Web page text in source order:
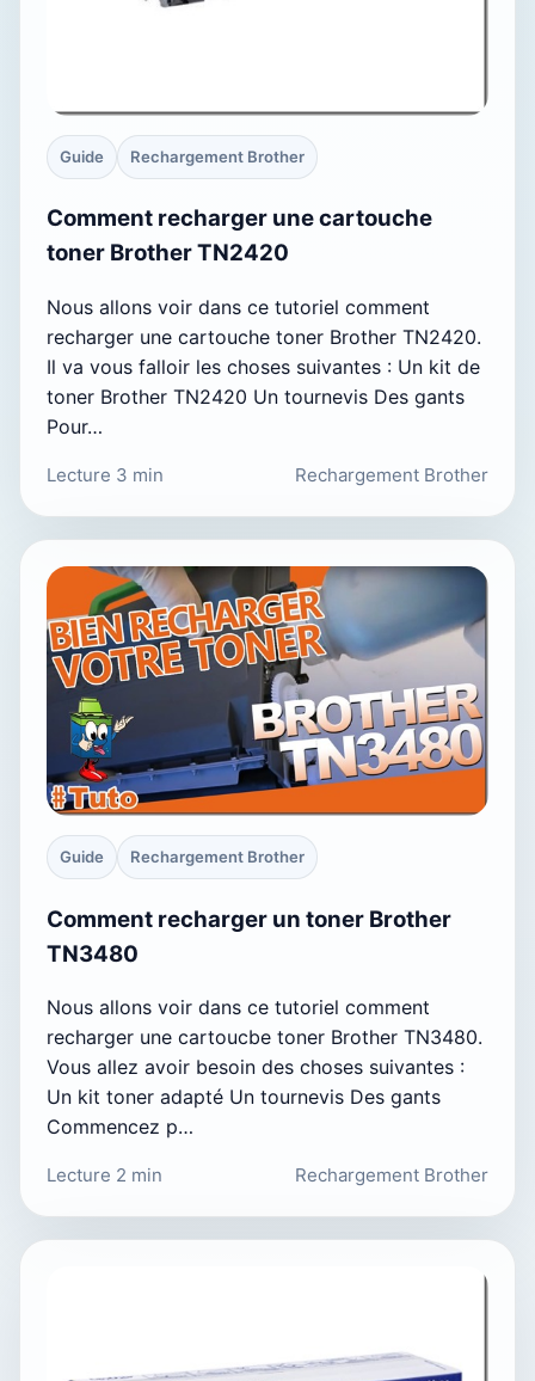
Guide Rechargement Brother
Comment recharger une cartouche
toner Brother TN2420
Nous allons voir dans ce tutoriel comment
recharger une cartouche toner Brother TN2420.
Il va vous falloir les choses suivantes : Un kit de
toner Brother TN2420 Un tournevis Des gants
Pour…
Lecture 3 min Rechargement Brother
Guide Rechargement Brother
Comment recharger un toner Brother
TN3480
Nous allons voir dans ce tutoriel comment
recharger une cartoucbe toner Brother TN3480.
Vous allez avoir besoin des choses suivantes :
Un kit toner adapté Un tournevis Des gants
Commencez p…
Lecture 2 min Rechargement Brother